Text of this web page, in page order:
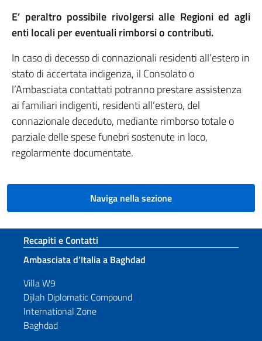
E’ peraltro possibile rivolgersi alle Regionied agli
enti locali per eventuali rimborsi o contributi.
In caso di decesso di connazionali residenti all’estero in
stato di accertata indigenza, il Consolato o
l’Ambasciata contattati potranno prestare assistenza
ai familiari indigenti, residenti all’estero, del
connazionale deceduto, mediante rimborso totale o
parziale delle spese funebri sostenute in loco,
regolarmente documentate.
Naviga nella sezione
Sezione footer
Recapiti e Contatti
Ambasciata d’Italia a Baghdad
Villa W9
Dijlah Diplomatic Compound
International Zone
Baghdad